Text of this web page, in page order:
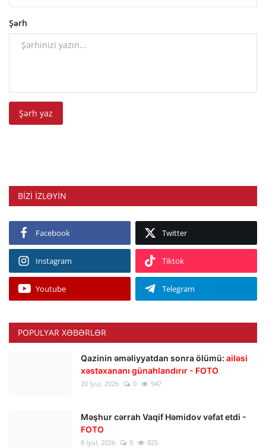
Şərh
Şərh yaz
BIZI IZLƏYIN
Facebook Twitter
Instagram Tiktok
Youtube Telegram
POPULYAR XƏBƏRLƏR
Qazinin əməliyyatdan sonra ölümü: ailəsi
xəstəxananı günahlandırır - FOTO
20 İyul, 2026 0 947
Məşhur cərrah Vaqif Həmidov vəfat etdi -
FOTO
8 İyul, 2026 0 825